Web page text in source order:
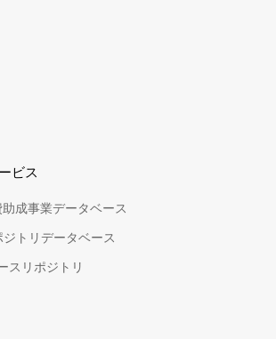
ビス
成事業データベース
トリデータベース
スリポジトリ